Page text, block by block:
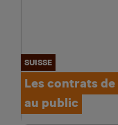
SUISSE
Les contrats
au public